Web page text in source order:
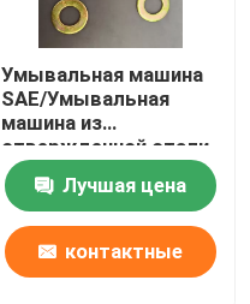
Умывальная машина
SAE/Умывальная
машина из
отвержденной стали,
1/4" - 3",
обыкновенная/
дакрометная
Лучшая цена
контактные